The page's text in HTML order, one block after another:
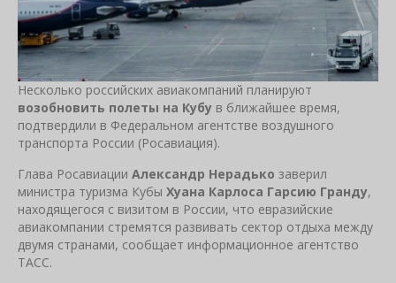
Несколько российских авиакомпаний планируют
возобновить полеты на Кубу в ближайшее время,
подтвердили в Федеральном агентстве воздушного
транспорта России (Росавиация).
Глава Росавиации Александр Нерадько заверил
министра туризма Кубы Хуана Карлоса Гарсию Гранду,
находящегося с визитом в России, что евразийские
авиакомпании стремятся развивать сектор отдыха между
двумя странами, сообщает информационное агентство
ТАСС.